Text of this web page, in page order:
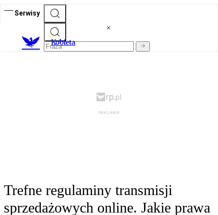
Serwisy
Kobieta
Trefne regulaminy transmisji
sprzedażowych online. Jakie prawa